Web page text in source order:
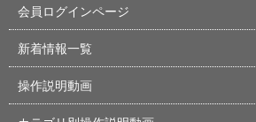
会員ログインページ
新着情報一覧
操作説明動画